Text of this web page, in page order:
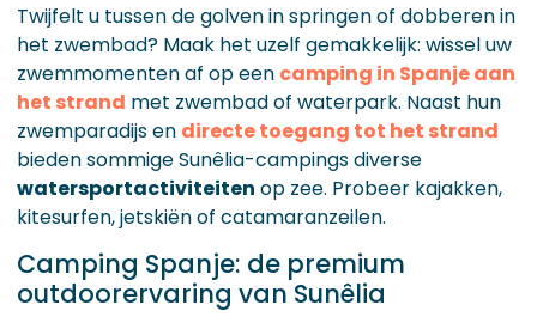
Twijfelt u tussen de golven in springen of dobberen in
het zwembad? Maak het uzelf gemakkelijk: wissel uw
zwemmomenten af op een camping in Spanje aan
het strand met zwembad of waterpark. Naast hun
zwemparadijs en directe toegang tot het strand
bieden sommige Sunêlia-campings diverse
watersportactiviteiten op zee. Probeer kajakken,
kitesurfen, jetskiën of catamaranzeilen.
Camping Spanje: de premium
outdoorervaring van Sunêlia